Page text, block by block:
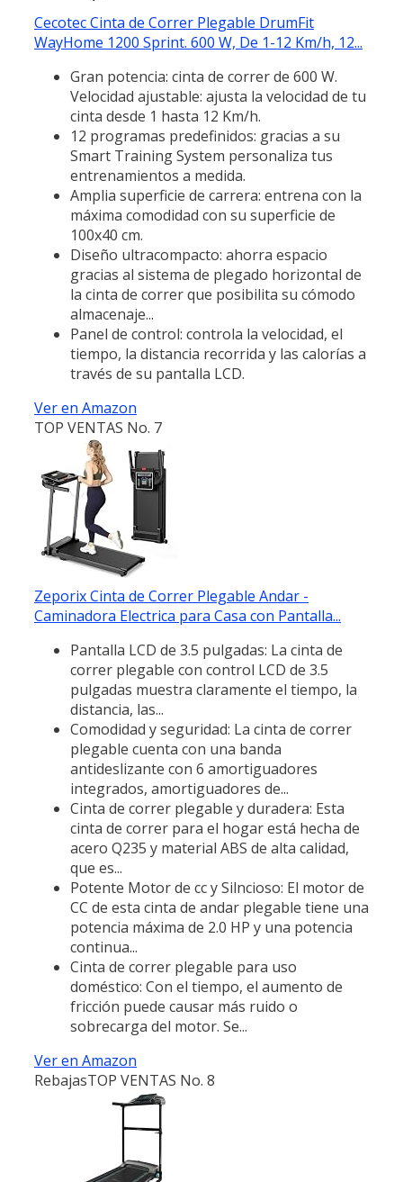
Cecotec Cinta de Correr Plegable DrumFit
WayHome 1200 Sprint. 600 W, De 1-12 Km/h, 12...
Gran potencia: cinta de correr de 600 W.
Velocidad ajustable: ajusta la velocidad de tu
cinta desde 1 hasta 12 Km/h.
12 programas predefinidos: gracias a su
Smart Training System personaliza tus
entrenamientos a medida.
Amplia superficie de carrera: entrena con la
máxima comodidad con su superficie de
100x40 cm.
Diseño ultracompacto: ahorra espacio
gracias al sistema de plegado horizontal de
la cinta de correr que posibilita su cómodo
almacenaje...
Panel de control: controla la velocidad, el
tiempo, la distancia recorrida y las calorías a
través de su pantalla LCD.
Ver en Amazon
TOP VENTAS No. 7
Zeporix Cinta de Correr Plegable Andar -
Caminadora Electrica para Casa con Pantalla...
Pantalla LCD de 3.5 pulgadas: La cinta de
correr plegable con control LCD de 3.5
pulgadas muestra claramente el tiempo, la
distancia, las...
Comodidad y seguridad: La cinta de correr
plegable cuenta con una banda
antideslizante con 6 amortiguadores
integrados, amortiguadores de...
Cinta de correr plegable y duradera: Esta
cinta de correr para el hogar está hecha de
acero Q235 y material ABS de alta calidad,
que es...
Potente Motor de cc y Silncioso: El motor de
CC de esta cinta de andar plegable tiene una
potencia máxima de 2.0 HP y una potencia
continua...
Cinta de correr plegable para uso
doméstico: Con el tiempo, el aumento de
fricción puede causar más ruido o
sobrecarga del motor. Se...
Ver en Amazon
RebajasTOP VENTAS No. 8